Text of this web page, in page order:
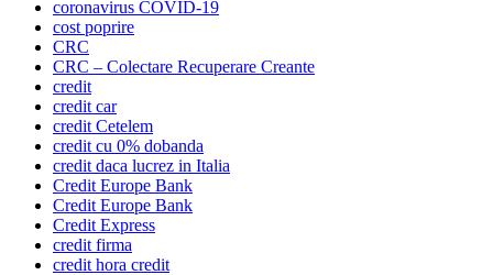
coronavirus COVID-19
cost poprire
CRC
CRC – Colectare Recuperare Creante
credit
credit car
credit Cetelem
credit cu 0% dobanda
credit daca lucrez in Italia
Credit Europe Bank
Credit Europe Bank
Credit Express
credit firma
credit hora credit